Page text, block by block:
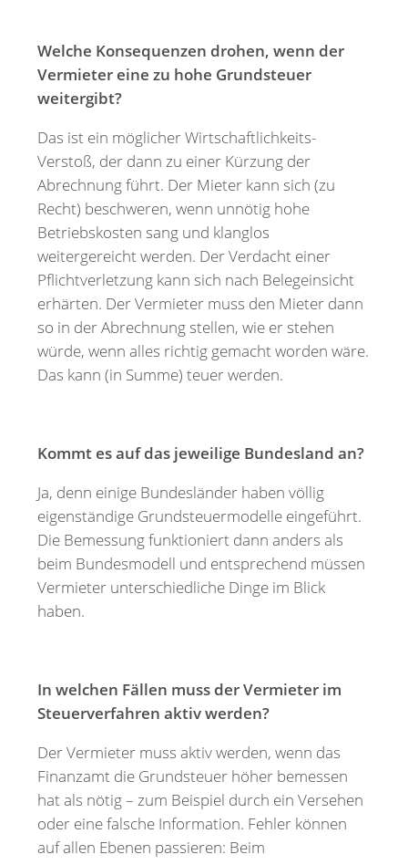
Welche Konsequenzen drohen, wenn der
Vermieter eine zu hohe Grundsteuer
weitergibt?
Das ist ein möglicher Wirtschaftlichkeits-
Verstoß, der dann zu einer Kürzung der
Abrechnung führt. Der Mieter kann sich (zu
Recht) beschweren, wenn unnötig hohe
Betriebskosten sang und klanglos
weitergereicht werden. Der Verdacht einer
Pflichtverletzung kann sich nach Belegeinsicht
erhärten. Der Vermieter muss den Mieter dann
so in der Abrechnung stellen, wie er stehen
würde, wenn alles richtig gemacht worden wäre.
Das kann (in Summe) teuer werden.
Kommt es auf das jeweilige Bundesland an?
Ja, denn einige Bundesländer haben völlig
eigenständige Grundsteuermodelle eingeführt.
Die Bemessung funktioniert dann anders als
beim Bundesmodell und entsprechend müssen
Vermieter unterschiedliche Dinge im Blick
haben.
In welchen Fällen muss der Vermieter im
Steuerverfahren aktiv werden?
Der Vermieter muss aktiv werden, wenn das
Finanzamt die Grundsteuer höher bemessen
hat als nötig – zum Beispiel durch ein Versehen
oder eine falsche Information. Fehler können
auf allen Ebenen passieren: Beim